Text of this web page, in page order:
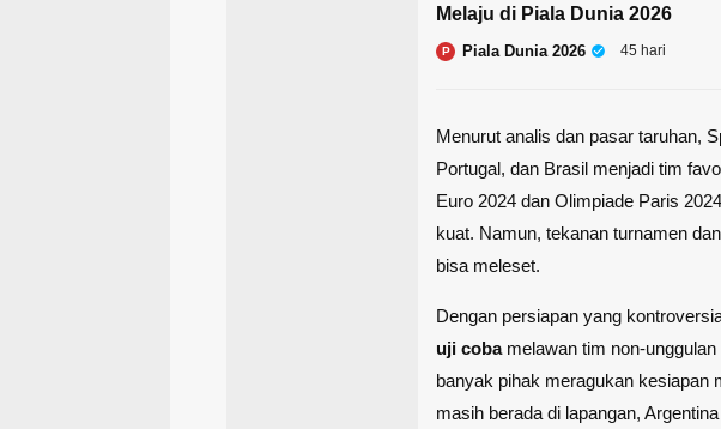
Melaju di Piala Dunia 2026
P Piala Dunia 2026 45 hari
Menurut analis dan pasar taruhan,
Portugal, dan Brasil menjadi tim
Euro 2024 dan Olimpiade Paris
kuat. Namun, tekanan turnamen
bisa meleset.
Dengan persiapan yang
uji cobamelawan tim non-
banyak pihak meragukan kesiapan
masih berada di lapangan,